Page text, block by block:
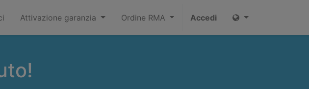
Attivazione garanzia Ordine RMA Accedi